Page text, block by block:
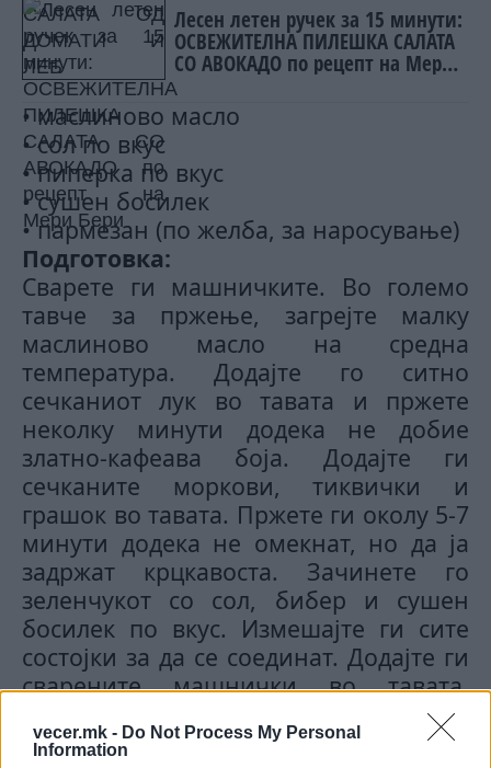
vecer.mk - Do Not Process My Personal
Information
Лесен летен ручек за 15 минути:
ОСВЕЖИТЕЛНА ПИЛЕШКА САЛАТА
СО АВОКАДО по рецепт на Мери
Бери
• маслиново масло
• сол по вкус
• пиперка по вкус
• сушен босилек
• пармезан (по желба, за наросување)
Подготовка:
Сварете ги машничките. Во големо
тавче за пржење, загрејте малку
маслиново масло на средна
температура. Додајте го ситно
сечканиот лук во тавата и пржете
неколку минути додека не добие
златно-кафеава боја. Додајте ги
сечканите моркови, тиквички и
грашок во тавата. Пржете ги околу 5-7
минути додека не омекнат, но да ја
задржат крцкавоста. Зачинете го
зеленчукот со сол, бибер и сушен
босилек по вкус. Измешајте ги сите
состојки за да се соединат. Додајте ги
сварените машнички во тавата.
Добро измешајте за да се соедини сè.
© Vecer.mk, правата за текстот се на редакцијата